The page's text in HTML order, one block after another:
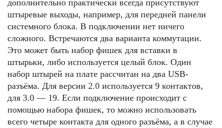
дополнительно практически всегда присутствуют
штыревые выходы, например, для передней панели
системного блока. В подключении нет ничего
сложного. Встречаются два варианта коммутации.
Это может быть набор фишек для вставки в
штырьки, либо используется целый блок. Один
набор штырей на плате рассчитан на два USB-
разъёма. Для версии 2.0 используется 9 контактов,
для 3.0 — 19. Если подключение происходит с
помощью набора фишек, то можно использовать
всего четыре контакта для одного разъёма, а в случае